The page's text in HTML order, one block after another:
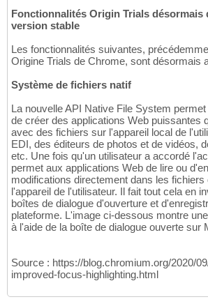
Fonctionnalités Origin Trials désormais
version stable
Les fonctionnalités suivantes,
Origine Trials de Chrome, sont désormais
Système de fichiers natif
La nouvelle API Native File System
de créer des applications Web puissantes
avec des fichiers sur l'appareil local de
EDI, des éditeurs de photos et de vidéos,
etc. Une fois qu'un utilisateur a accordé
permet aux applications Web de lire ou
modifications directement dans les
l'appareil de l'utilisateur. Il fait tout cela en
boîtes de dialogue d'ouverture et
plateforme. L'image ci-dessous montre
à l'aide de la boîte de dialogue ouverte sur
Source : https://blog.chromium.org/2020/
improved-focus-highlighting.html